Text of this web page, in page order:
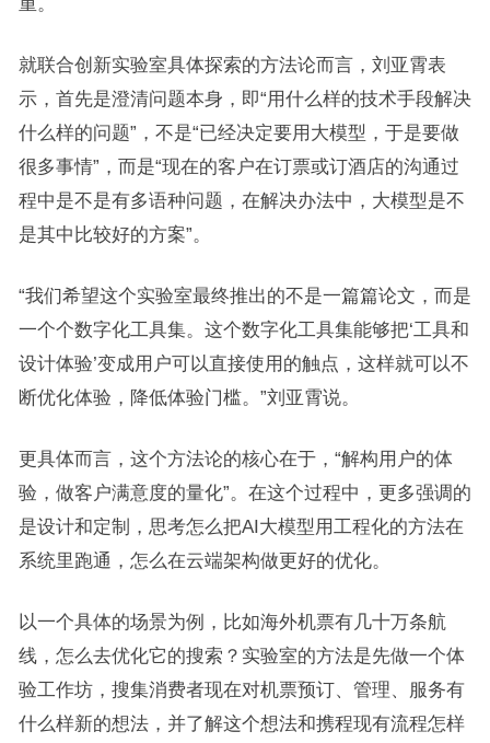
就联合创新实验室具体探索的方法论而言，刘亚霄表
示，首先是澄清问题本身，即“用什么样的技术手段解决
什么样的问题”，不是“已经决定要用大模型，于是要做
很多事情”，而是“现在的客户在订票或订酒店的沟通过
程中是不是有多语种问题，在解决办法中，大模型是不
是其中比较好的方案”。
“我们希望这个实验室最终推出的不是一篇篇论文，而是
一个个数字化工具集。这个数字化工具集能够把‘工具和
设计体验’变成用户可以直接使用的触点，这样就可以不
断优化体验，降低体验门槛。”刘亚霄说。
更具体而言，这个方法论的核心在于，“解构用户的体
验，做客户满意度的量化”。在这个过程中，更多强调的
是设计和定制，思考怎么把AI大模型用工程化的方法在
系统里跑通，怎么在云端架构做更好的优化。
以一个具体的场景为例，比如海外机票有几十万条航
线，怎么去优化它的搜索？实验室的方法是先做一个体
验工作坊，搜集消费者现在对机票预订、管理、服务有
什么样新的想法，并了解这个想法和携程现有流程怎样